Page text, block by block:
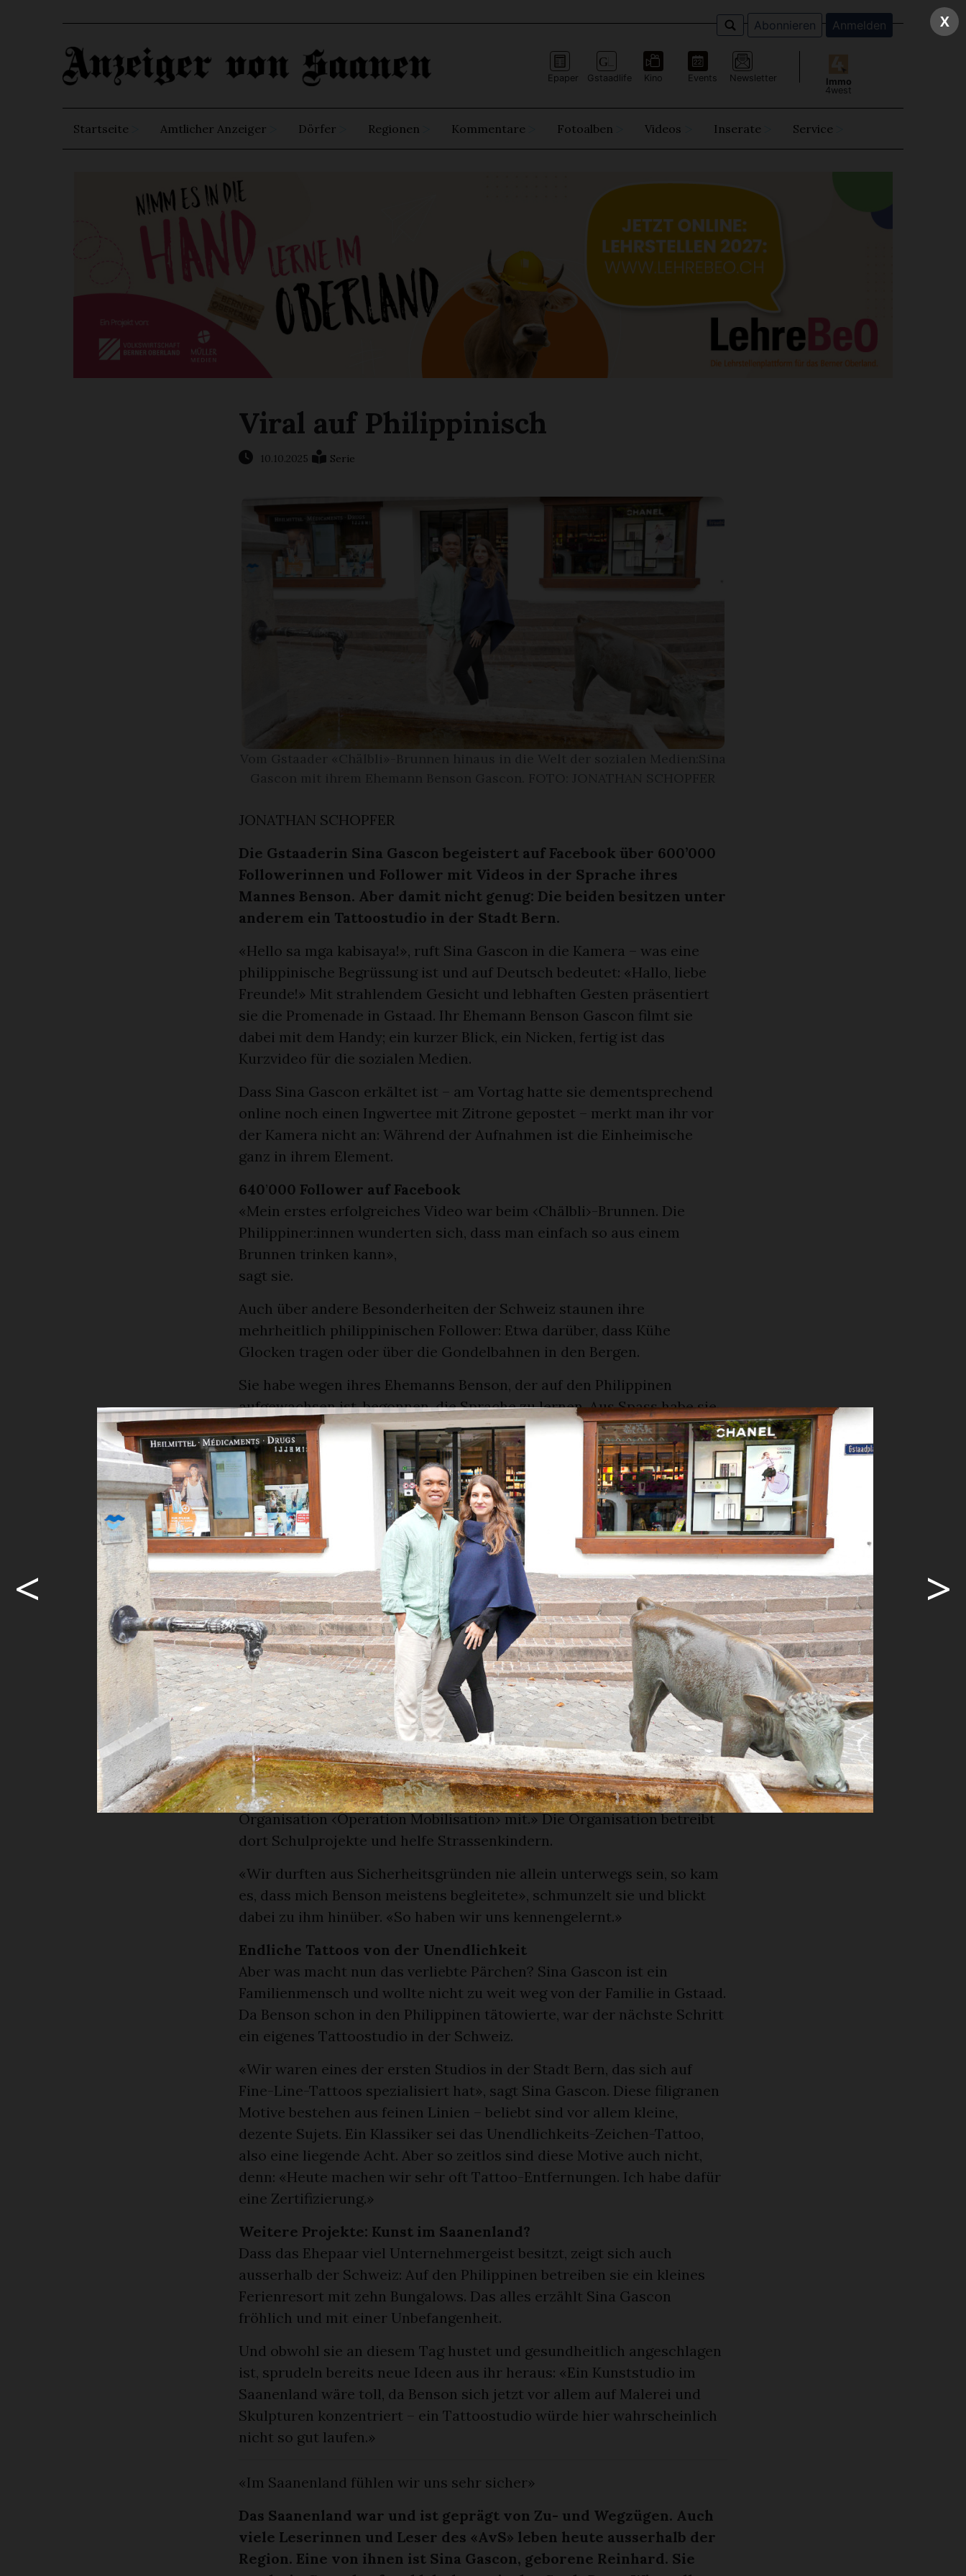
Abonnieren Anmelden
Epaper Gstaadlife Kino Events Newsletter
Immo
4west
Startseite Amtlicher Anzeiger Dörfer Regionen Kommentare Fotoalben Videos Inserate Service
Viral auf Philippinisch
10.10.2025 Serie
JONATHAN SCHOPFER
Die Gstaaderin Sina Gascon begeistert auf Facebook über 600’000
Followerinnen und Follower mit Videos in der Sprache ihres
Mannes Benson. Aber damit nicht genug: Die beiden besitzen unter
anderem ein Tattoostudio in der Stadt Bern.
«Hello sa mga kabisaya!», ruft Sina Gascon in die Kamera – was eine
philippinische Begrüssung ist und auf Deutsch bedeutet: «Hallo, liebe
Freunde!» Mit strahlendem Gesicht und lebhaften Gesten präsentiert
sie die Promenade in Gstaad. Ihr Ehemann Benson Gascon filmt sie
dabei mit dem Handy; ein kurzer Blick, ein Nicken, fertig ist das
Kurzvideo für die sozialen Medien.
Dass Sina Gascon erkältet ist – am Vortag hatte sie dementsprechend
online noch einen Ingwertee mit Zitrone gepostet – merkt man ihr vor
der Kamera nicht an: Während der Aufnahmen ist die Einheimische
ganz in ihrem Element.
640’000 Follower auf Facebook
«Mein erstes erfolgreiches Video war beim ‹Chälbli›-Brunnen. Die
Philippiner:innen wunderten sich, dass man einfach so aus einem
Brunnen trinken kann»,
sagt sie.
Auch über andere Besonderheiten der Schweiz staunen ihre
mehrheitlich philippinischen Follower: Etwa darüber, dass Kühe
Glocken tragen oder über die Gondelbahnen in den Bergen.
Sie habe wegen ihres Ehemanns Benson, der auf den Philippinen
aufgewachsen ist, begonnen, die Sprache zu lernen. Aus Spass habe sie
dann auch Videos von ihren Lernfortschritten ins Internet gestellt. Ihr
Pseudonym in den sozialen Medien: thegasconprincess.
«Plötzlich hatten die Clips sehr viele Aufrufe und Kommentare.
Ich zeige oft kleine Kulturdifferenzen und den Alltag in der Schweiz»,
erzählt sie. Auf den Philippinen werde sie mittlerweile auch erkannt:
«You are the vlogger?» – das freue sie, sagt Gascon.
Geld verdiene sie mit den Videos aber kaum, denn dafür müsste sie mit
philippinischen Firmen kooperieren. «Wir bekommen zwar Anfragen,
aber da wir unseren Hauptwohnsitz in der Schweiz haben und hier
arbeiten, ist das organisatorisch eher schwierig», erklärt sie.
Im vergangenen Jahr verzeichnete sie rund 21 Millionen Aufrufe auf
Facebook, das Erfolgsrezept kenne sie selbst nicht genau: «Ich habe den
Algorithmus nicht durchschaut.»
Verliebt in den Philippinen
Ihren Mann habe sie in den Philippinen bei einem Voluntärjahr
kennengelernt. «Ich half bei lokalen Projekten der christlichen
Organisation ‹Operation Mobilisation› mit.» Die Organisation betreibt
dort Schulprojekte und helfe Strassenkindern.
«Wir durften aus Sicherheitsgründen nie allein unterwegs sein, so kam
es, dass mich Benson meistens begleitete», schmunzelt sie und blickt
dabei zu ihm hinüber. «So haben wir uns kennengelernt.»
Endliche Tattoos von der Unendlichkeit
Aber was macht nun das verliebte Pärchen? Sina Gascon ist ein
Familienmensch und wollte nicht zu weit weg von der Familie in Gstaad.
Da Benson schon in den Philippinen tätowierte, war der nächste Schritt
ein eigenes Tattoostudio in der Schweiz.
«Wir waren eines der ersten Studios in der Stadt Bern, das sich auf
Fine-Line-Tattoos spezialisiert hat», sagt Sina Gascon. Diese filigranen
Motive bestehen aus feinen Linien – beliebt sind vor allem kleine,
dezente Sujets. Ein Klassiker sei das Unendlichkeits-Zeichen-Tattoo,
also eine liegende Acht. Aber so zeitlos sind diese Motive auch nicht,
denn: «Heute machen wir sehr oft Tattoo-Entfernungen. Ich habe dafür
eine Zertifizierung.»
Weitere Projekte: Kunst im Saanenland?
Dass das Ehepaar viel Unternehmergeist besitzt, zeigt sich auch
ausserhalb der Schweiz: Auf den Philippinen betreiben sie ein kleines
Ferienresort mit zehn Bungalows. Das alles erzählt Sina Gascon
fröhlich und mit einer Unbefangenheit.
Und obwohl sie an diesem Tag hustet und gesundheitlich angeschlagen
ist, sprudeln bereits neue Ideen aus ihr heraus: «Ein Kunststudio im
Saanenland wäre toll, da Benson sich jetzt vor allem auf Malerei und
Skulpturen konzentriert – ein Tattoostudio würde hier wahrscheinlich
nicht so gut laufen.»
«Im Saanenland fühlen wir uns sehr sicher»
Das Saanenland war und ist geprägt von Zu- und Wegzügen. Auch
viele Leserinnen und Leser des «AvS» leben heute ausserhalb der
Region. Eine von ihnen ist Sina Gascon, geborene Reinhard. Sie
X
< >